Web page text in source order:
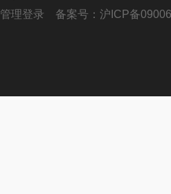
管理登录 备案号： 沪ICP备